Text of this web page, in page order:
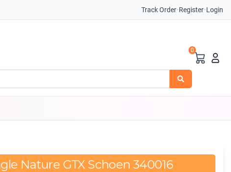
Track Order•Register•Login
0
Nature GTX Schoen 340016